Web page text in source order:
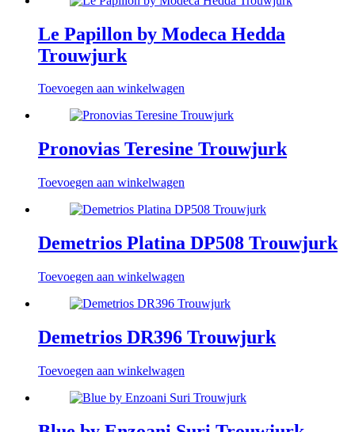
Le Papillon by Modeca Hedda
Trouwjurk
Toevoegen aan winkelwagen
Pronovias Teresine Trouwjurk
Toevoegen aan winkelwagen
Demetrios Platina DP508 Trouwjurk
Toevoegen aan winkelwagen
Demetrios DR396 Trouwjurk
Toevoegen aan winkelwagen